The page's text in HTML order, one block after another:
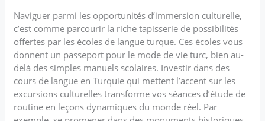
Naviguer parmi les opportunités d’immersion culturelle,
c’est comme parcourir la riche tapisserie de possibilités
offertes par les écoles de langue turque. Ces écoles vous
donnent un passeport pour le mode de vie turc, bien au-
delà des simples manuels scolaires. Investir dans des
cours de langue en Turquie qui mettent l’accent sur les
excursions culturelles transforme vos séances d’étude de
routine en leçons dynamiques du monde réel. Par